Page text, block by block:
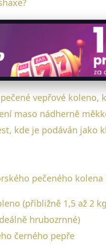
vepřové
maso nádherně
kde je podáván jako
pečeného
(přibližně 1,5 až 2
hrubozrnné)
černého pepře